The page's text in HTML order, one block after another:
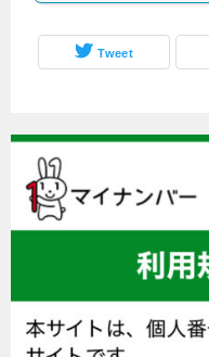
Tweet